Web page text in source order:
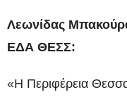
Λεωνίδας
ΕΔΑ ΘΕΣΣ:
«Η Περιφέρεια